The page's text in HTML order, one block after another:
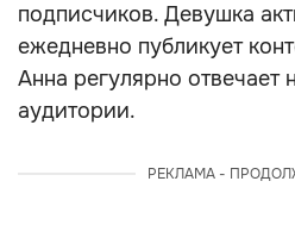
подписчиков. Девушка
ежедневно публикует
Анна регулярно отвечает
аудитории.
РЕКЛАМА -